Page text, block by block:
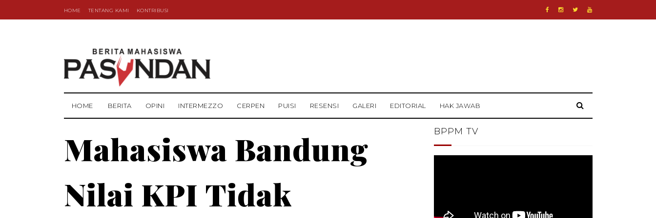
HOME TENTANG KAMI KONTRIBUSI
HOME BERITA OPINI INTERMEZZO CERPEN PUISI RESENSI GALERI EDITORIAL HAK JAWAB
Mahasiswa Bandung
Nilai KPI Tidak
BPPM TV